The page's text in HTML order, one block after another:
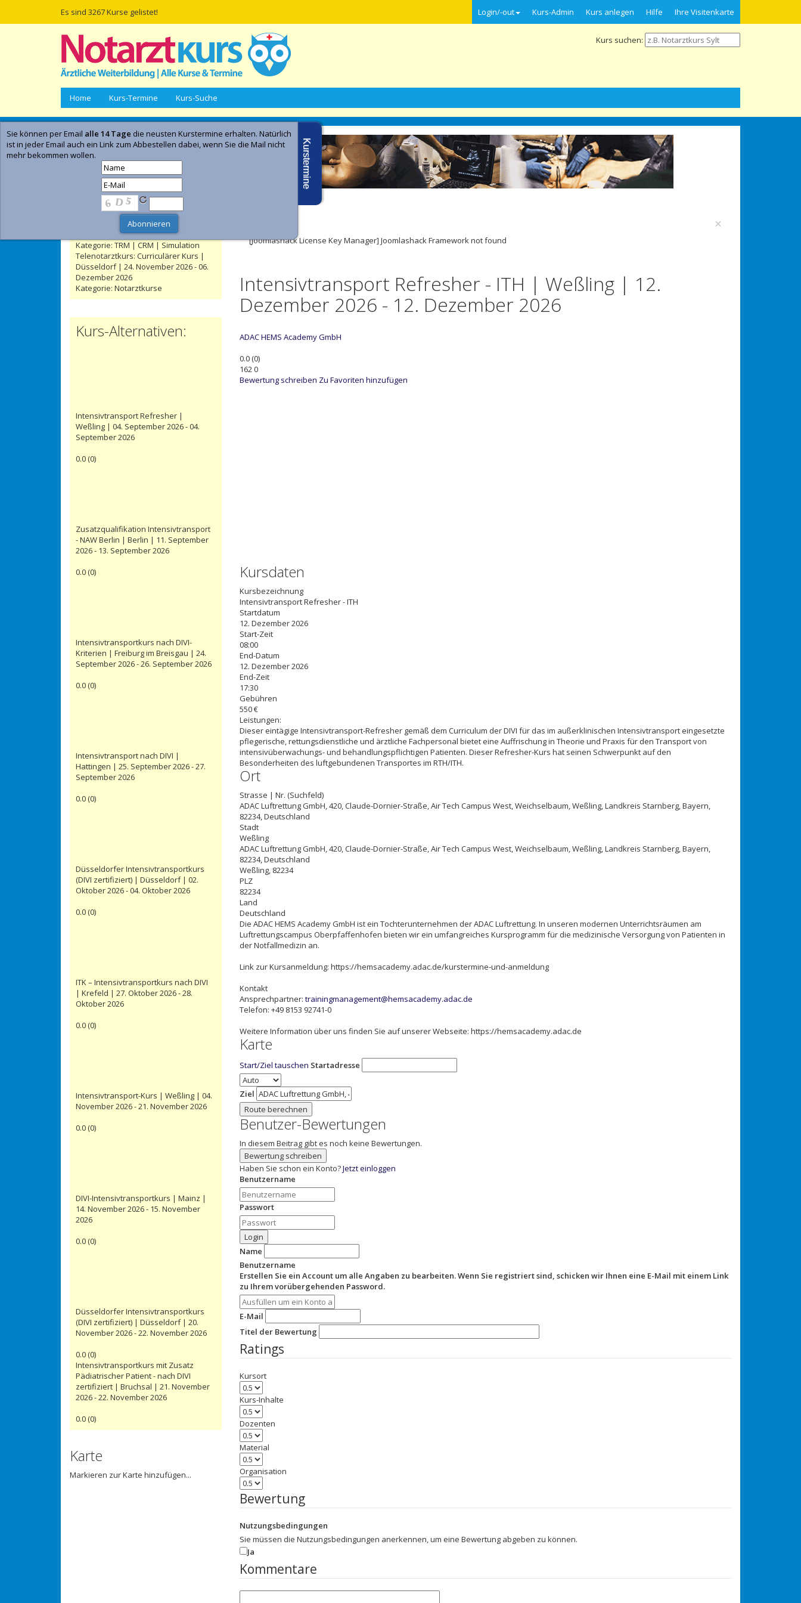
Es sind 3267 Kurse gelistet! Login/-out Kurs-Admin Kurs anlegen Hilfe Ihre Visitenkarte
Kurs suchen:
Home Kurs-Termine Kurs-Suche
×
[Joomlashack License Key Manager] Joomlashack Framework not found
Intensivtransport Refresher - ITH | Weßling | 12.
Dezember 2026 - 12. Dezember 2026
ADAC HEMS Academy GmbH
0.0(0)
1620
Bewertung schreiben Zu Favoriten hinzufügen
Kursdaten
Kursbezeichnung
Intensivtransport Refresher - ITH
Startdatum
12. Dezember 2026
Start-Zeit
08:00
End-Datum
12. Dezember 2026
End-Zeit
17:30
Gebühren
550 €
Leistungen:
Dieser eintägige Intensivtransport-Refresher gemäß dem Curriculum der DIVI für das im außerklinischen Intensivtransport eingesetzte
pflegerische, rettungsdienstliche und ärztliche Fachpersonal bietet eine Auffrischung in Theorie und Praxis für den Transport von
intensivüberwachungs- und behandlungspflichtigen Patienten. Dieser Refresher-Kurs hat seinen Schwerpunkt auf den
Besonderheiten des luftgebundenen Transportes im RTH/ITH.
Ort
Strasse | Nr. (Suchfeld)
ADAC Luftrettung GmbH, 420, Claude-Dornier-Straße, Air Tech Campus West, Weichselbaum, Weßling, Landkreis Starnberg, Bayern,
82234, Deutschland
Stadt
Weßling
ADAC Luftrettung GmbH, 420, Claude-Dornier-Straße, Air Tech Campus West, Weichselbaum, Weßling, Landkreis Starnberg, Bayern,
82234, Deutschland
Weßling, 82234
PLZ
82234
Land
Deutschland
Die ADAC HEMS Academy GmbH ist ein Tochterunternehmen der ADAC Luftrettung. In unseren modernen Unterrichtsräumen am
Luftrettungscampus Oberpfaffenhofen bieten wir ein umfangreiches Kursprogramm für die medizinische Versorgung von Patienten in
der Notfallmedizin an.
Link zur Kursanmeldung: https://hemsacademy.adac.de/kurstermine-und-anmeldung
Kontakt
Ansprechpartner: trainingmanagement@hemsacademy.adac.de
Telefon: +49 8153 92741-0
Weitere Information über uns finden Sie auf unserer Webseite: https://hemsacademy.adac.de
Karte
Start/Ziel tauschen Startadresse
Ziel
Route berechnen
Benutzer-Bewertungen
In diesem Beitrag gibt es noch keine Bewertungen.
Bewertung schreiben
Haben Sie schon ein Konto?Jetzt einloggen
Benutzername
Passwort
Login
Name
Benutzername
Erstellen Sie ein Account um alle Angaben zu bearbeiten. Wenn Sie registriert sind, schicken wir Ihnen eine E-Mail mit einem Link
zu Ihrem vorübergehenden Password.
E-Mail
Titel der Bewertung
Ratings
Kursort
Kurs-Inhalte
Dozenten
Material
Organisation
Bewertung
Nutzungsbedingungen
Sie müssen die Nutzungsbedingungen anerkennen, um eine Bewertung abgeben zu können.
Ja
Kommentare
Empfohlene Kurse | Anzeige
Telenotarztkurs: Curriculärer Kurs |
Kiel | 15. September 2026 - 27.
September 2026
Kategorie: Notarztkurse
TRM Masterclass - Präsenzseminar |
Düsseldorf | 13. November 2026 - 15.
November 2026
Kategorie: TRM | CRM | Simulation
Telenotarztkurs: Curriculärer Kurs |
Düsseldorf | 24. November 2026 - 06.
Dezember 2026
Kategorie: Notarztkurse
Kurs-Alternativen:
Intensivtransport Refresher |
Weßling | 04. September 2026 - 04.
September 2026
0.0(0)
Zusatzqualifikation Intensivtransport
- NAW Berlin | Berlin | 11. September
2026 - 13. September 2026
0.0(0)
Intensivtransportkurs nach DIVI-
Kriterien | Freiburg im Breisgau | 24.
September 2026 - 26. September 2026
0.0(0)
Intensivtransport nach DIVI |
Hattingen | 25. September 2026 - 27.
September 2026
0.0(0)
Düsseldorfer Intensivtransportkurs
(DIVI zertifiziert) | Düsseldorf | 02.
Oktober 2026 - 04. Oktober 2026
0.0(0)
ITK – Intensivtransportkurs nach DIVI
| Krefeld | 27. Oktober 2026 - 28.
Oktober 2026
0.0(0)
Intensivtransport-Kurs | Weßling | 04.
November 2026 - 21. November 2026
0.0(0)
DIVI-Intensivtransportkurs | Mainz |
14. November 2026 - 15. November
2026
0.0(0)
Düsseldorfer Intensivtransportkurs
(DIVI zertifiziert) | Düsseldorf | 20.
November 2026 - 22. November 2026
0.0(0)
Intensivtransportkurs mit Zusatz
Pädiatrischer Patient - nach DIVI
zertifiziert | Bruchsal | 21. November
2026 - 22. November 2026
0.0(0)
Karte
Markieren zur Karte hinzufügen...
Kurstermine
Sie können per Email alle 14 Tage die neusten Kurstermine erhalten. Natürlich
ist in jeder Email auch ein Link zum Abbestellen dabei, wenn Sie die Mail nicht
mehr bekommen wollen.